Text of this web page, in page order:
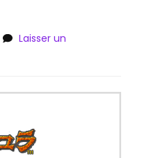
Laisser un